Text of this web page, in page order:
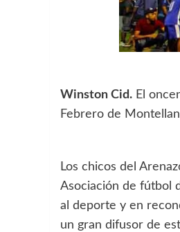
Winston Cid. El
Febrero de
Los chicos del
Asociación de fútbol
al deporte y en
un gran difusor de